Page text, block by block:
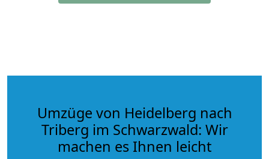
Umzüge von Heidelberg nach
Triberg im Schwarzwald: Wir
machen es Ihnen leicht